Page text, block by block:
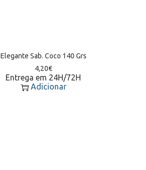
Elegante Sab. Coco 140 Grs
4,20€
Entrega em 24H/72H
Adicionar